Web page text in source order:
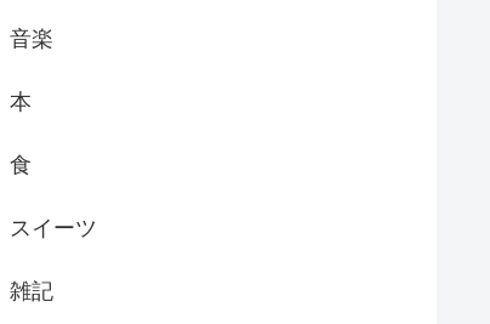
音楽
本
食
スイーツ
雑記